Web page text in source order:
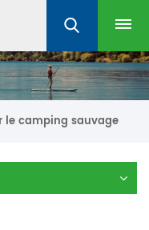
le camping sauvage